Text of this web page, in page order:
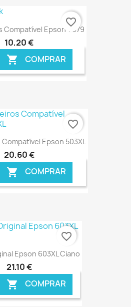
€ ONLINE
Compatível Epson T079
10,20 €
 COMPRAR
€ ONLINE
favorite_border
Epson 503XL
20,60 €
 COMPRAR
€ ONLINE
favorite_border
Epson 603XL Ciano
21,10 €
 COMPRAR
favorite_border